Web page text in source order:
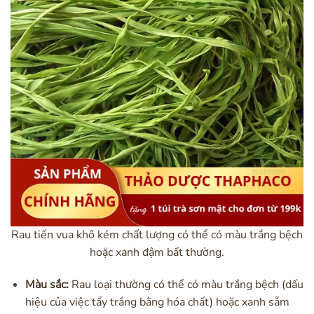
Rau tiến vua khô kém chất lượng có thể có màu trắng bệch
hoặc xanh đậm bất thường.
Màu sắc:Rau loại thường có thể có màu trắng bệch (dấu
hiệu của việc tẩy trắng bằng hóa chất) hoặc xanh sẫm